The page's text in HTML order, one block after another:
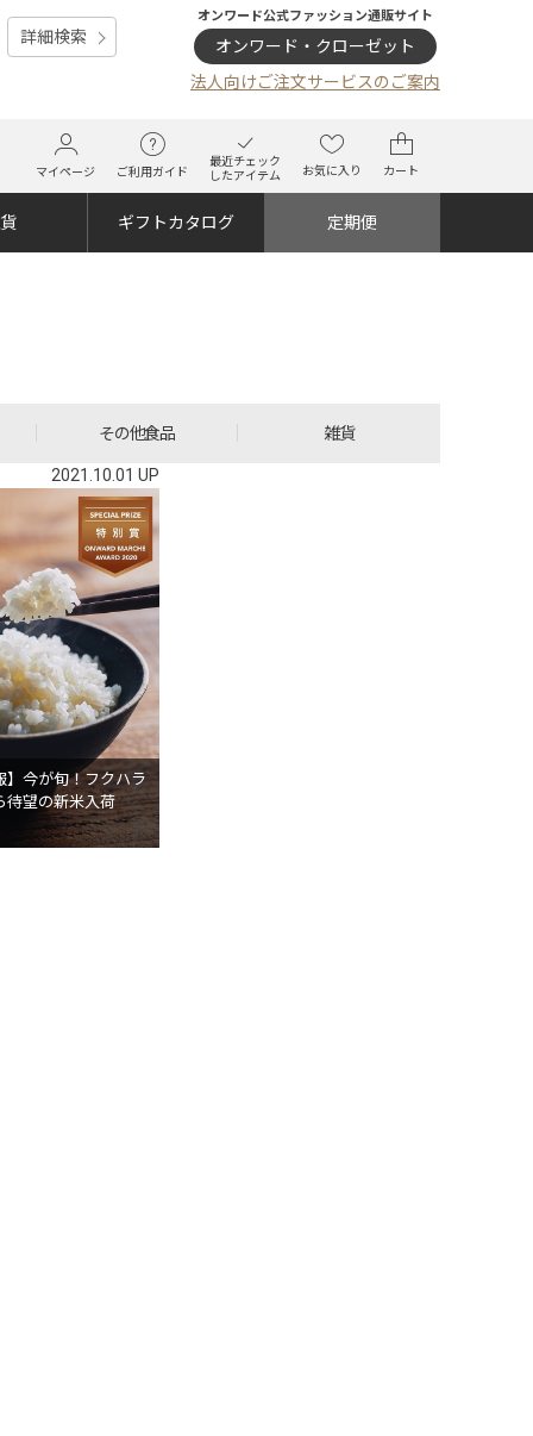
詳細検索
オンワード公式ファッション通販サイト
オンワード・クローゼット
法人向けご注文サービスのご案内
マイページ ご利用ガイド
最近チェック
したアイテム
お気に入り カート
ギフトカタログ 定期便
その他食品 雑貨
2021.10.01 UP
】今が旬！フクハラ
待望の新米入荷